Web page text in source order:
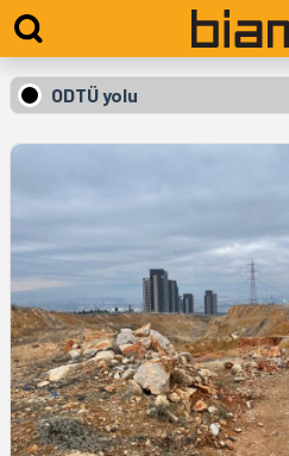
ODTÜ yolu